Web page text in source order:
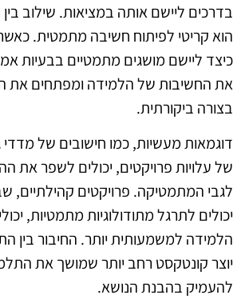
בדרכים ליישם אותה במציאות. שילוב
הוא קריטי לפיתוח חשיבה מתמטית.
כיצד ליישם מושגים מתמטיים בבעיות
את החשיבות של הלמידה ומפתחים את
בצורה ביקורתית.
דוגמאות מעשיות, כמו חישובים של מדדי
של עלויות פרויקטים, יכולים לשפר את
לגבי המתמטיקה. פרויקטים קהילתיים,
יכולים לתרגל מתודולוגיות מתמטיות,
הלמידה למשמעותית יותר. החיבור בין
יוצר קונטקסט רחב יותר שמושך את
להעמיק בהבנת הנושא.